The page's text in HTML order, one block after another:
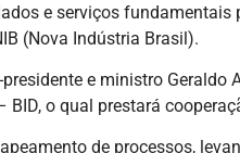
e serviços
(Nova Indústria Brasil).
presidente e ministro Geraldo
o qual prestará
de processos,